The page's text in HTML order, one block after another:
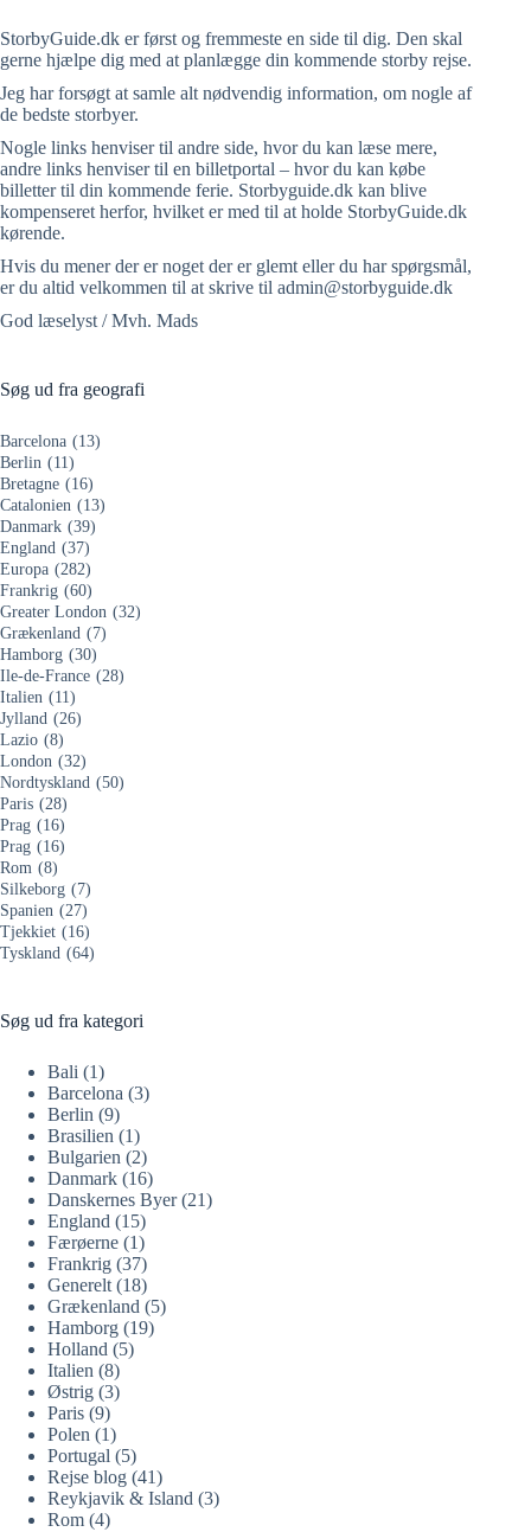
StorbyGuide.dk er først og fremmeste en side til dig. Den skal
gerne hjælpe dig med at planlægge din kommende storby rejse.
Jeg har forsøgt at samle alt nødvendig information, om nogle af
de bedste storbyer.
Nogle links henviser til andre side, hvor du kan læse mere,
andre links henviser til en billetportal – hvor du kan købe
billetter til din kommende ferie. Storbyguide.dk kan blive
kompenseret herfor, hvilket er med til at holde StorbyGuide.dk
kørende.
Hvis du mener der er noget der er glemt eller du har spørgsmål,
er du altid velkommen til at skrive til admin@storbyguide.dk
God læselyst / Mvh. Mads
Søg ud fra geografi
Barcelona (13)
Berlin (11)
Bretagne (16)
Catalonien (13)
Danmark (39)
England (37)
Europa (282)
Frankrig (60)
Greater London (32)
Grækenland (7)
Hamborg (30)
Ile-de-France (28)
Italien (11)
Jylland (26)
Lazio (8)
London (32)
Nordtyskland (50)
Paris (28)
Prag (16)
Prag (16)
Rom (8)
Silkeborg (7)
Spanien (27)
Tjekkiet (16)
Tyskland (64)
Søg ud fra kategori
Bali (1)
Barcelona (3)
Berlin (9)
Brasilien (1)
Bulgarien (2)
Danmark (16)
Danskernes Byer(21)
England (15)
Færøerne (1)
Frankrig (37)
Generelt (18)
Grækenland (5)
Hamborg (19)
Holland (5)
Italien (8)
Østrig (3)
Paris (9)
Polen (1)
Portugal (5)
Rejse blog (41)
Reykjavik & Island (3)
Rom (4)